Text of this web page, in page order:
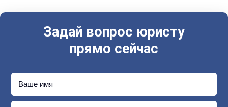
Задай вопрос юристу
прямо сейчас
Ваше имя